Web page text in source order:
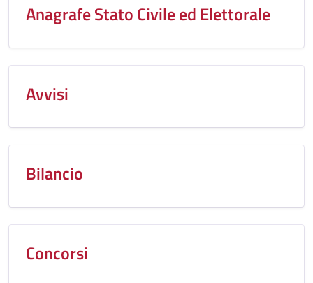
Anagrafe Stato Civile ed Elettorale
Avvisi
Bilancio
Concorsi